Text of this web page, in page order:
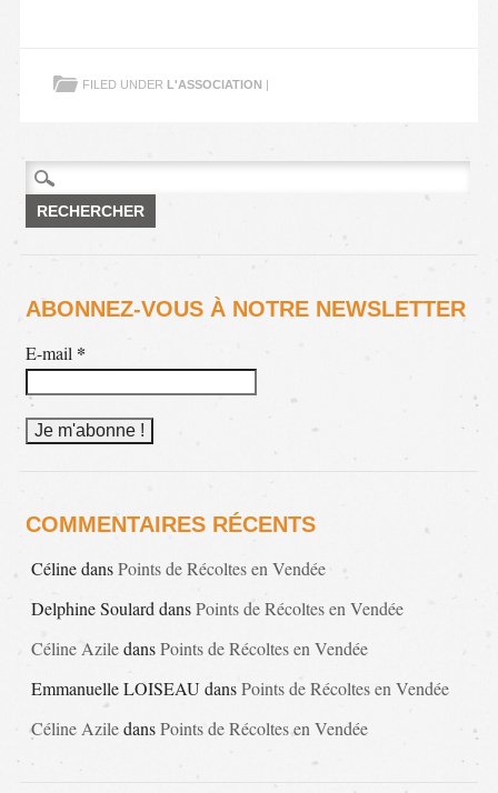
FILED UNDER L'ASSOCIATION |
Rechercher :
ABONNEZ-VOUS À NOTRE NEWSLETTER
E-mail *
COMMENTAIRES RÉCENTS
CélinedansPoints de Récoltes en Vendée
Delphine Soulard dansPoints de Récoltes en Vendée
Céline AziledansPoints de Récoltes en Vendée
Emmanuelle LOISEAU dansPoints de Récoltes en Vendée
Céline AziledansPoints de Récoltes en Vendée